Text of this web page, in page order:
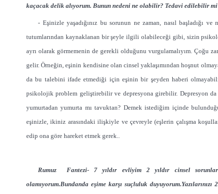
kaçacak delik alıyorum. Bunun nedeni ne olabilir? Tedavi edilebilir
- Eşinizle yaşadığınız bu sorunun ne zaman, nasıl
tutumlarından kaynaklanan bir şeyle ilgili olabileceği gibi, sizin
ayrı olarak görmemenin de gerekli olduğunu vurgulamalıyım. Çoğu
gelir. Örneğin, eşinin kendisine olan cinsel yaklaşımından hoşnut
da bu talebini ifade etmediği için eşinin bir şeyden haberi
psikolojik problem geliştirebilir ve depresyona girebilir. Depresyon
yumurtadan yumurta mı tavuktan? Demek istediğim içinde
eşinizle, ikiniz arasındaki ilişkiyle ve çevreyle (eşlerin çalışma
edip ona göre hareket etmek gerek..
Rumuz Fantezi- 7 yıldır evliyim 2 yıldır cinsel
olamıyorum.Bundanda eşime karşı suçluluk